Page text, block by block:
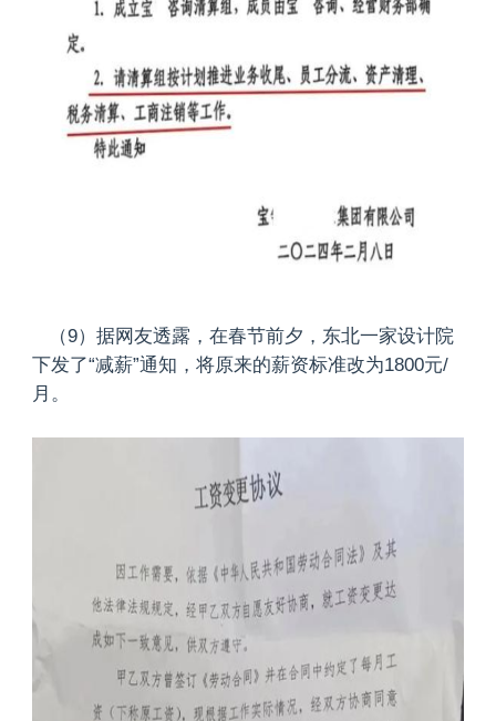
（9）据网友透露，在春节前夕，东北一家设计院
下发了“减薪”通知，将原来的薪资标准改为1800元/
月。